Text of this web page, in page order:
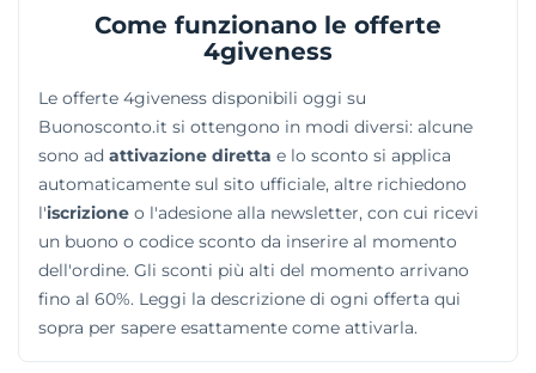
pochette e teli mare presentano frequentemente
fantasie etniche o stampe leopardate dal forte
ultime collezioni stagionali in corso e i capi a prezzo
scontato presenti nell'area outlet del sito. Un catalogo
completo per vivere le giornate estive con uno stile
ben definito.
Come funzionano le offerte
4giveness
Le offerte 4giveness disponibili oggi su
Buonosconto.it si ottengono in modi diversi: alcune
sono ad attivazione diretta e lo sconto si applica
automaticamente sul sito ufficiale, altre richiedono
l'iscrizione o l'adesione alla newsletter, con cui ricevi
un buono o codice sconto da inserire al momento
dell'ordine. Gli sconti più alti del momento arrivano
fino al 60%. Leggi la descrizione di ogni offerta qui
sopra per sapere esattamente come attivarla.